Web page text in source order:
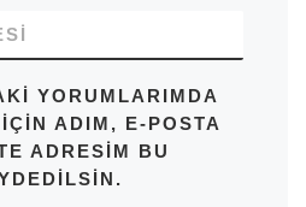
YORUMLARIMDA
ADIM, E-POSTA
ADRESIM BU